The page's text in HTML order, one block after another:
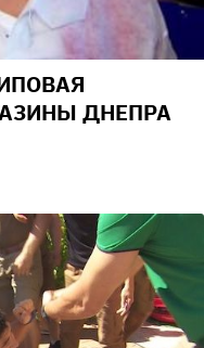
ДНЕПРА